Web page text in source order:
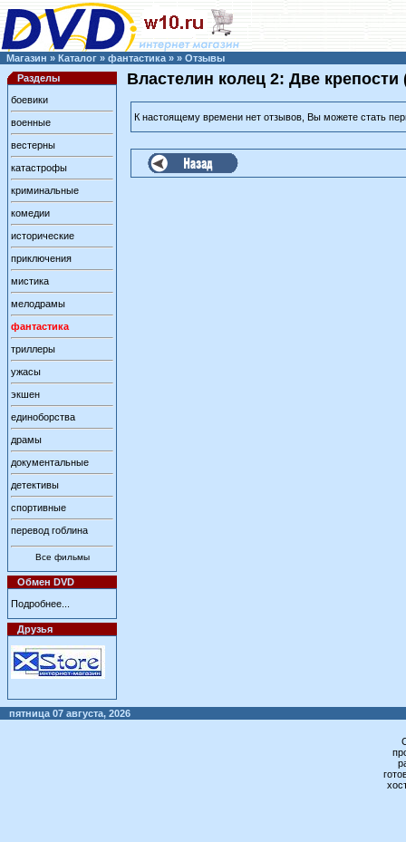
Магазин » Каталог » фантастика » » Отзывы
Разделы
боевики
военные
вестерны
катастрофы
криминальные
комедии
исторические
приключения
мистика
мелодрамы
фантастика
триллеры
ужасы
экшен
единоборства
драмы
документальные
детективы
спортивные
перевод гоблина
Все фильмы
Обмен DVD
Подробнее...
Друзья
Властелин колец 2: Две
К настоящему времени нет отзывов, Вы можете стать
пятница 07 августа, 2026